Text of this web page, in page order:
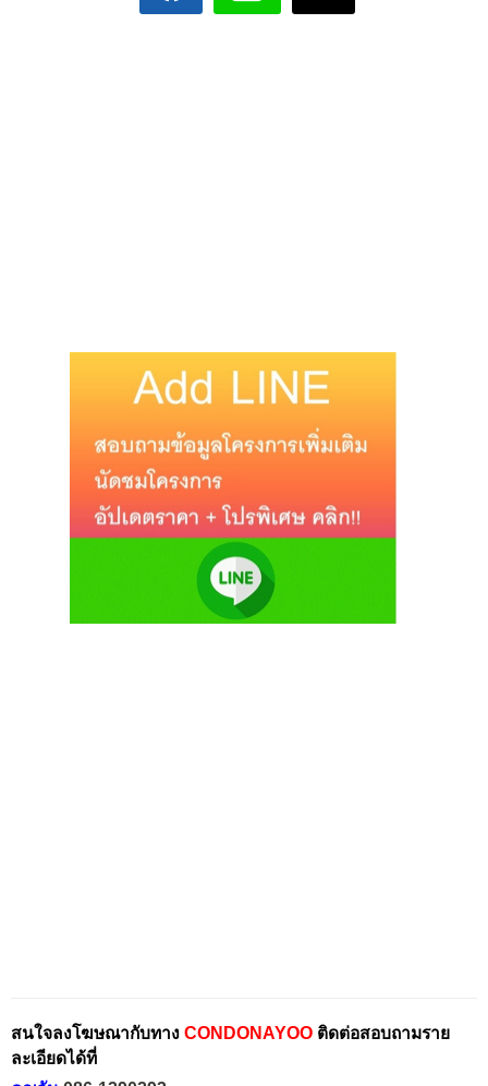
สนใจลงโฆษณากับทาง CONDONAYOO ติดต่อสอบถามราย
ละเอียดได้ที่